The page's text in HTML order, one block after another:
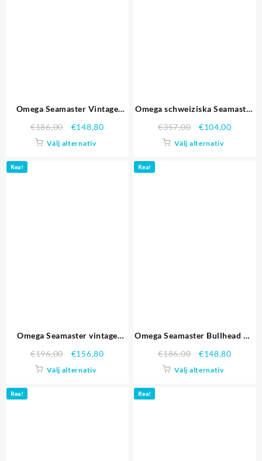
Omega Seamaster Vintage
Hour Marks Stainless Steel
Case svart läderrem Replika
€186,00 €148,80
Välj alternativ
Omega schweiziska Seamaster
Replika Klockor
€357,00 €104,00
Välj alternativ
Rea!
Omega Seamaster vintage
Diamond Hour Marks Rose
Gold Case svart läderrem
€196,00 €156,80
Välj alternativ
Rea!
Omega Seamaster Bullhead Vit
läderrem 622.825 Replika
Klockor
€186,00 €148,80
Välj alternativ
Rea! Rea!